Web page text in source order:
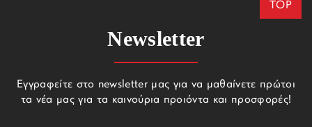
TOP
Newsletter
Εγγραφείτε στο newsletter μας για να μαθαίνετε πρώτοι
τα νέα μας για τα καινούρια προιόντα και προσφορές!